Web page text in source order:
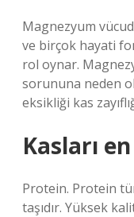
Magnezyum
ve birçok hayati
rol oynar.
sorununa neden
eksikliği kas
Kasları
Protein. Protein
taşıdır. Yüksek